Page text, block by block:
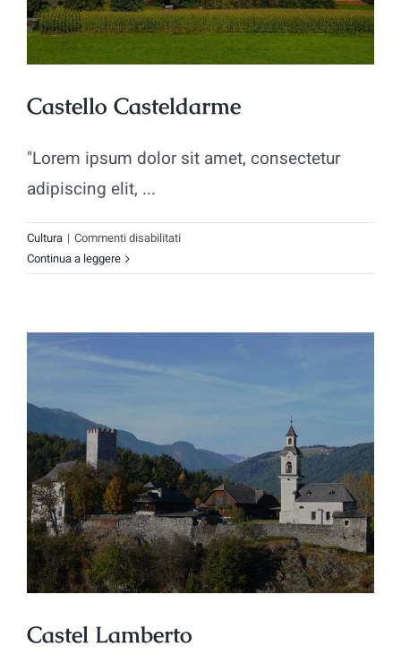
Castello Casteldarme
"Lorem ipsum dolor sit amet, consectetur
adipiscing elit, ...
Cultura | Commenti disabilitatisu
Casteldarme
Continua a leggere
Castel Lamberto